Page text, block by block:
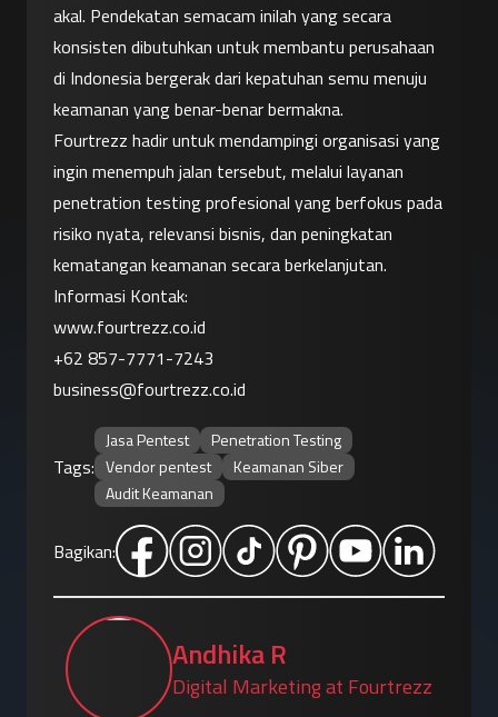
akal. Pendekatan semacam inilah yang secara
konsisten dibutuhkan untuk membantu perusahaan
di Indonesia bergerak dari kepatuhan semu menuju
keamanan yang benar-benar bermakna.
Fourtrezz hadir untuk mendampingi organisasi yang
ingin menempuh jalan tersebut, melalui layanan
penetration testing profesional yang berfokus pada
risiko nyata, relevansi bisnis, dan peningkatan
kematangan keamanan secara berkelanjutan.
Informasi Kontak:
www.fourtrezz.co.id
+62 857-7771-7243
business@fourtrezz.co.id
Tags:
Jasa Pentest
Penetration Testing
Vendor pentest
Keamanan Siber
Audit Keamanan
Bagikan:
Andhika R
Digital Marketing at Fourtrezz